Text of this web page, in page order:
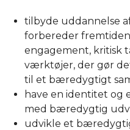
tilbyde uddannelse
forbereder
engagement, kritisk
værktøjer, der gør
til et bæredygtigt
have en identitet og
med bæredygtig
udvikle et